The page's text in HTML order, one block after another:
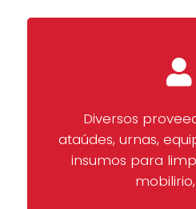
Diversos
ataúdes, urnas,
insumos para